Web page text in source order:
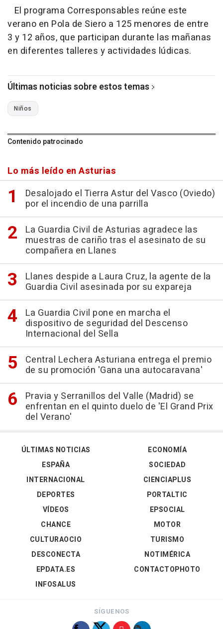
El programa Corresponsables reúne este
verano en Pola de Siero a 125 menores de entre
3 y 12 años, que participan durante las mañanas
en diferentes talleres y actividades lúdicas.
Últimas noticias sobre estos temas
Niños
Contenido patrocinado
Lo más leído en Asturias
Desalojado el Tierra Astur del Vasco (Oviedo)
por el incendio de una parrilla
La Guardia Civil de Asturias agradece las
muestras de cariño tras el asesinato de su
compañera en Llanes
Llanes despide a Laura Cruz, la agente de la
Guardia Civil asesinada por su expareja
La Guardia Civil pone en marcha el
dispositivo de seguridad del Descenso
Internacional del Sella
Central Lechera Asturiana entrega el premio
de su promoción 'Gana una autocaravana'
Pravia y Serranillos del Valle (Madrid) se
enfrentan en el quinto duelo de 'El Grand Prix
del Verano'
ÚLTIMAS NOTICIAS
ESPAÑA
INTERNACIONAL
DEPORTES
VÍDEOS
ECONOMÍA
SOCIEDAD
CIENCIAPLUS
PORTALTIC
EPSOCIAL
CHANCE
CULTURAOCIO
DESCONECTA
EPDATA.ES
INFOSALUS
MOTOR
TURISMO
NOTIMÉRICA
CONTACTOPHOTO
SÍGUENOS